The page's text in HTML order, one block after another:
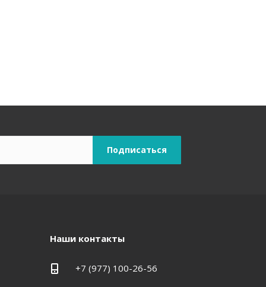
Наши контакты
+7 (977) 100-26-56